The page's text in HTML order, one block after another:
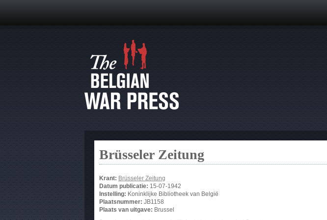
Brüsseler Zeitung
Krant: Brüsseler Zeitung
Datum publicatie: 15-07-1942
Instelling: Koninklijke Bibliotheek van België
Plaatsnummer: JB1158
Plaats van uitgave: Brussel